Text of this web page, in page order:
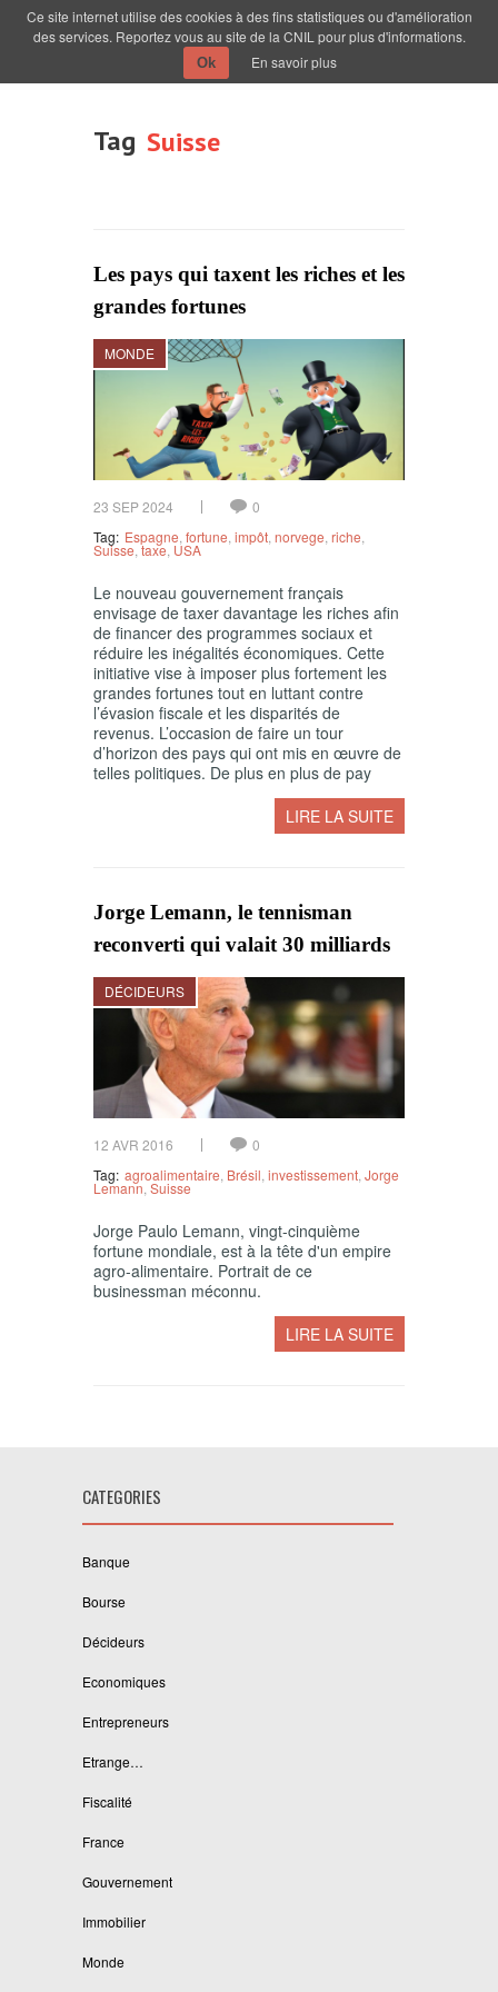
Tag Suisse
Les pays qui taxent les riches et les
grandes fortunes
MONDE
23 SEP 2024
0
Tag: Espagne fortune impôt norvege riche
Suisse ,taxe USA
Le nouveau gouvernement français
envisage de taxer davantage les riches afin
de financer des programmes sociaux et
réduire les inégalités économiques. Cette
initiative vise à imposer plus fortement les
grandes fortunes tout en luttant contre
l’évasion fiscale et les disparités de
revenus. L’occasion de faire un tour
d’horizon des pays qui ont mis en œuvre de
telles politiques. De plus en plus de pay
LIRE LA SUITE
Jorge Lemann, le tennisman
reconverti qui valait 30 milliards
DÉCIDEURS
12 AVR 2016
0
Tag: agroalimentaire Brésil investissement Jorge
Lemann Suisse
Jorge Paulo Lemann, vingt-cinquième
fortune mondiale, est à la tête d'un empire
agro-alimentaire. Portrait de ce
businessman méconnu.
LIRE LA SUITE
CATEGORIES
Banque
Bourse
Décideurs
Economiques
Entrepreneurs
Etrange…
Fiscalité
France
Gouvernement
Immobilier
Monde
Ce site internet utilise des cookies à des fins statistiques ou d'amélioration
des services. Reportez vous au site de la CNIL pour plus d'informations.
Ok En savoir plus